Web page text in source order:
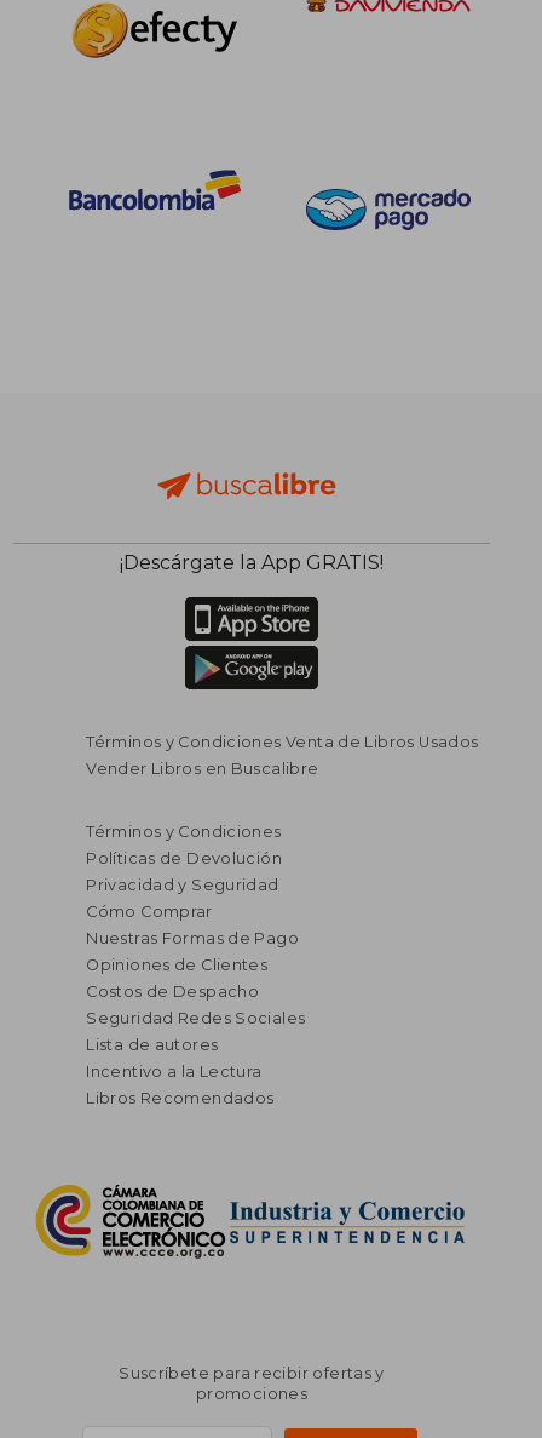
¡Descárgate la App GRATIS!
Términos y Condiciones Venta de Libros Usados
Vender Libros en Buscalibre
Términos y Condiciones
Políticas de Devolución
Privacidad y Seguridad
Cómo Comprar
Nuestras Formas de Pago
Opiniones de Clientes
Costos de Despacho
Seguridad Redes Sociales
Lista de autores
Incentivo a la Lectura
Libros Recomendados
Suscríbete para recibir ofertas y
promociones